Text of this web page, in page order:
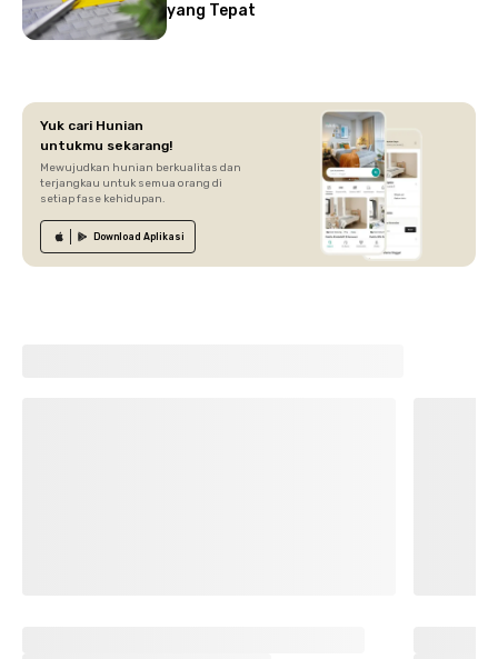
yang Tepat
Yuk cari Hunian
untukmu sekarang!
Mewujudkan hunian berkualitas dan
terjangkau untuk semua orang di
setiap fase kehidupan.
Download Aplikasi